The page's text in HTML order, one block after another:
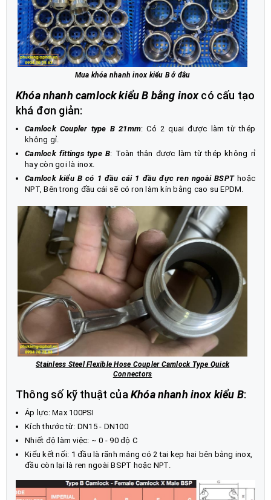
Mua khóa nhanh inox kiểu B ở đâu
Khóa nhanh camlock kiểu B bằng inoxcó cấu tạo
khá đơn giản:
Camlock Coupler type B 21mm: Có 2 quai được làm từ thép
không gỉ.
Camlock fittings type B: Toàn thân được làm từ thép không rỉ
hay còn gọi là inox.
Camlock kiểu B có 1 đầu cái 1 đầu đực ren ngoài BSPThoặc
NPT, Bên trong đầu cái sẽ có ron làm kín bằng cao su EPDM.
Stainless Steel Flexible Hose Coupler Camlock Type Quick
Connectors
Thông số kỹ thuật của Khóa nhanh inox kiểu B:
Áp lực: Max 100PSI
Kích thước từ: DN15 - DN100
Nhiết độ làm việc: ~ 0 - 90 độ C
Kiểu kết nối: 1 đầu là rãnh máng có 2 tai kẹp hai bên bằng inox,
đầu còn lại là ren ngoài BSPT hoặc NPT.